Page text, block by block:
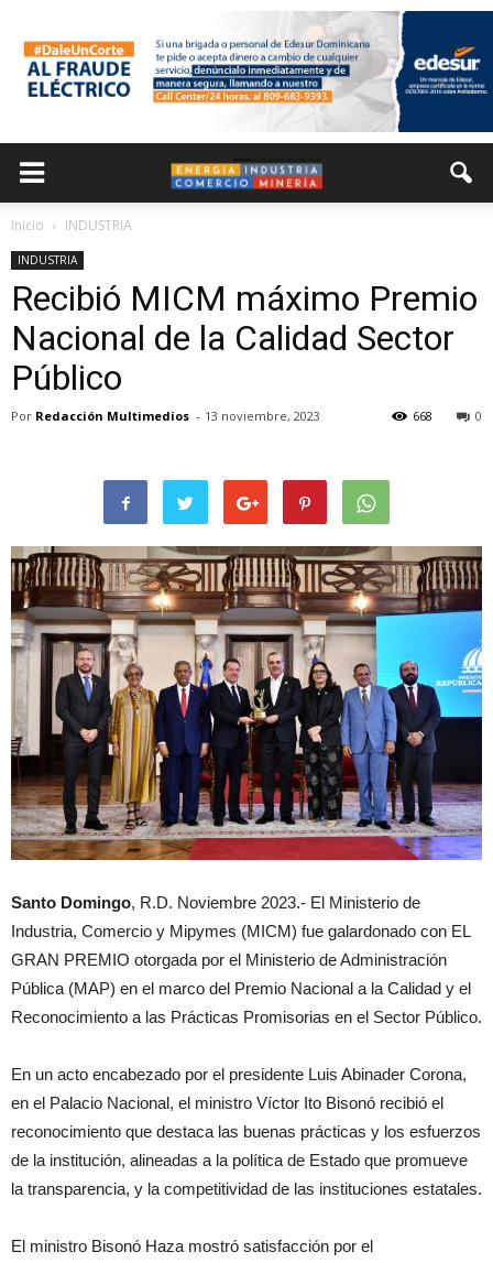
Inicio INDUSTRIA
INDUSTRIA
Recibió MICM máximo Premio
Nacional de la Calidad Sector
Público
Por Redacción Multimedios - 13 noviembre, 2023 0
668
Santo Domingo, R.D. Noviembre 2023.- El Ministerio de
Industria, Comercio y Mipymes (MICM) fue galardonado con EL
GRAN PREMIO otorgada por el Ministerio de Administración
Pública (MAP) en el marco del Premio Nacional a la Calidad y el
Reconocimiento a las Prácticas Promisorias en el Sector Público.
En un acto encabezado por el presidente Luis Abinader Corona,
en el Palacio Nacional, el ministro Víctor Ito Bisonó recibió el
reconocimiento que destaca las buenas prácticas y los esfuerzos
de la institución, alineadas a la política de Estado que promueve
la transparencia, y la competitividad de las instituciones estatales.
El ministro Bisonó Haza mostró satisfacción por el